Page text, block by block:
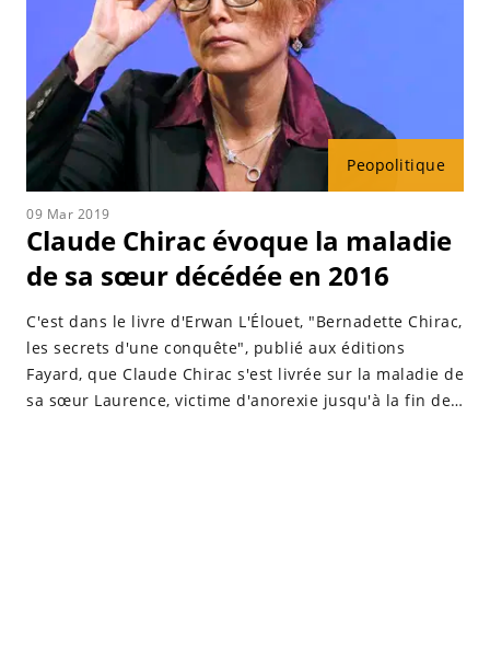
Peopolitique
09 Mar 2019
Claude Chirac évoque la maladie
de sa sœur décédée en 2016
C'est dans le livre d'Erwan L'Élouet, "Bernadette Chirac,
les secrets d'une conquête", publié aux éditions
Fayard, que Claude Chirac s'est livrée sur la maladie de
sa sœur Laurence, victime d'anorexie jusqu'à la fin de